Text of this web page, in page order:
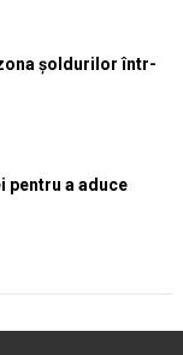
șoldurilor într-
pentru a aduce